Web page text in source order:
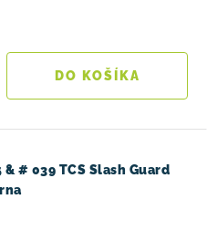
DO KOŠÍKA
# 039 TCS Slash Guard